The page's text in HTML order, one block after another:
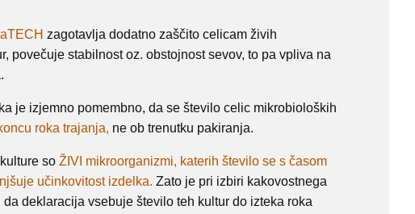
zagotavlja dodatno zaščito celicam živih
povečuje stabilnost oz. obstojnost sevov, to pa vpliva na
je izjemno pomembno, da se število celic mikrobioloških
roka trajanja, ne ob trenutku pakiranja.
so ŽIVI mikroorganizmi, katerih število se s časom
učinkovitost izdelka. Zato je pri izbiri kakovostnega
deklaracija vsebuje število teh kultur do izteka roka